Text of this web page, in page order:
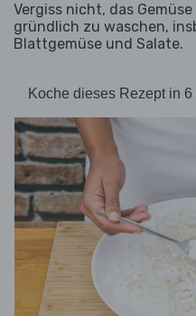
Vergiss nicht, das
gründlich zu waschen,
Blattgemüse und Salate.
Koche dieses Rezept in